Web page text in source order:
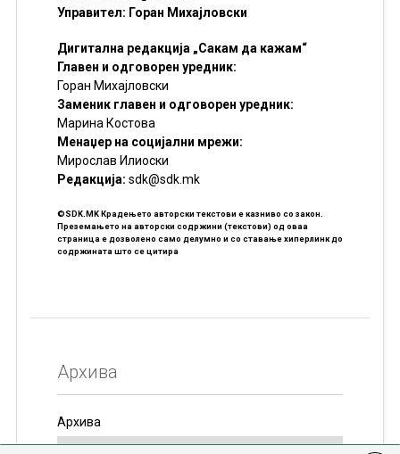
Управител: Горан Михајловски
Дигитална редакција „Сакам да кажам“
Главен и одговорен уредник:
Горан Михајловски
Заменик главен и одговорен уредник:
Марина Костова
Менаџер на социјални мрежи:
Мирослав Илиоски
Редакцијa: sdk@sdk.mk
©SDK.MK Крадењето авторски текстови е казниво со закон.
Преземањето на авторски содржини (текстови) од оваа
страница е дозволено само делумно и со ставање хиперлинк до
содржината што се цитира
Архива
Архива